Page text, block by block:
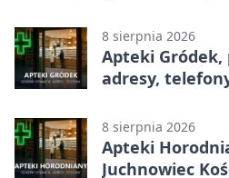
godziny otwarcia
8 sierpnia 2026
Apteki Gródek,
adresy,
8 sierpnia 2026
Apteki
Juchnowiec